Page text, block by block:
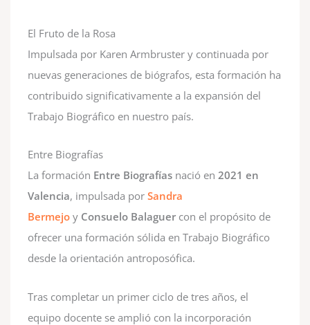
El Fruto de la Rosa
Impulsada por Karen Armbruster y continuada por
nuevas generaciones de biógrafos, esta formación ha
contribuido significativamente a la expansión del
Trabajo Biográfico en nuestro país.
Entre Biografías
La formación Entre Biografías nació en 2021 en
Valencia, impulsada por Sandra
Bermejo y Consuelo Balaguer con el propósito de
ofrecer una formación sólida en Trabajo Biográfico
desde la orientación antroposófica.
Tras completar un primer ciclo de tres años, el
equipo docente se amplió con la incorporación